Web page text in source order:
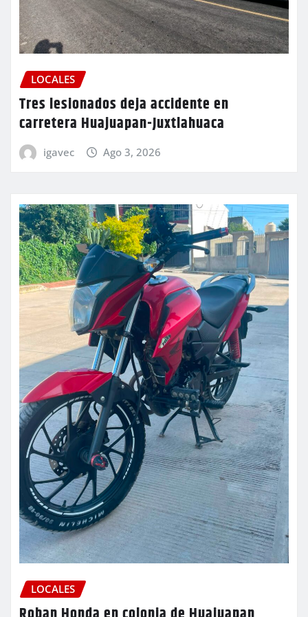
LOCALES
Tres lesionados deja accidente en
carretera Huajuapan-Juxtlahuaca
igavec Ago 3, 2026
LOCALES